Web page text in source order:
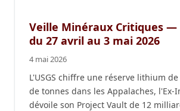
Veille Minéraux Critiques —
du 27 avril au 3 mai 2026
4 mai 2026
L'USGS chiffre une réserve lithium
de tonnes dans les Appalaches, l'Ex-
dévoile son Project Vault de 12